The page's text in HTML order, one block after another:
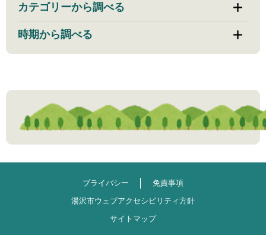
カテゴリーから調べる
時期から調べる
プライバシー
免責事項
湯沢市ウェブアクセシビリティ方針
サイトマップ